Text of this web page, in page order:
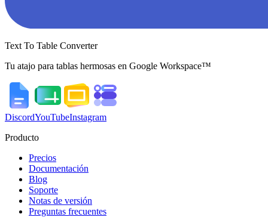
Text To Table Converter
Tu atajo para tablas hermosas en Google Workspace™
DiscordYouTubeInstagram
Producto
Precios
Documentación
Blog
Soporte
Notas de versión
Preguntas frecuentes